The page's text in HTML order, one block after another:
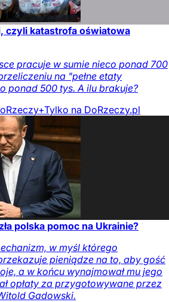
czyli katastrofa oświatowa
pracuje w sumie nieco ponad 700
na "pełne etaty
ponad 500 tys. A ilu brakuje?
Tylko na DoRzeczy.pl
polska pomoc na Ukrainie?
w myśl którego
pieniądze na to, aby gość
a w końcu wynajmował mu jego
opłaty za przygotowywane przez
Gadowski.